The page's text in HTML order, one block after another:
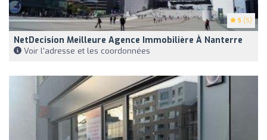
5 (5)
NetDecision Meilleure Agence Immobilière À Nanterre
Voir l'adresse et les coordonnées